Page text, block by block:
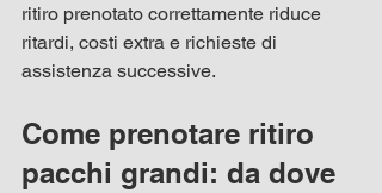
ritiro prenotato correttamente riduce
ritardi, costi extra e richieste di
assistenza successive.
Come prenotare ritiro
pacchi grandi: da dove